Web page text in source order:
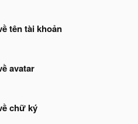
tên tài khoản
avatar
chữ ký